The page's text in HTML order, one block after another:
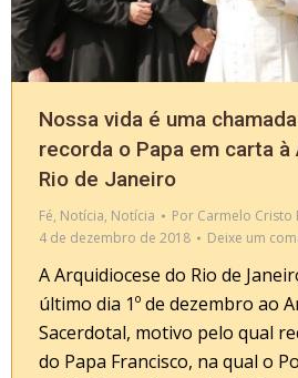
Nossa vida é uma
recorda o Papa em carta
Rio de Janeiro
Fé, Notícia, Notícia Por Carmelo Cristo
4 de dezembro de 2018
Deixe um
A Arquidiocese do Rio de
último dia 1º de dezembro ao
Sacerdotal, motivo pelo qual
do Papa Francisco, na qual o